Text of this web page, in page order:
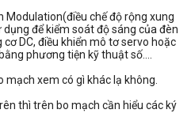
Modulation(điều chế độ rộng xung
để kiểm soát độ sáng của đèn
cơ DC, điều khiển mô tơ servo hoặc
phương tiện kỹ thuật số....
mạch xem có gì khác lạ không.
thì trên bo mạch cần hiểu các ký